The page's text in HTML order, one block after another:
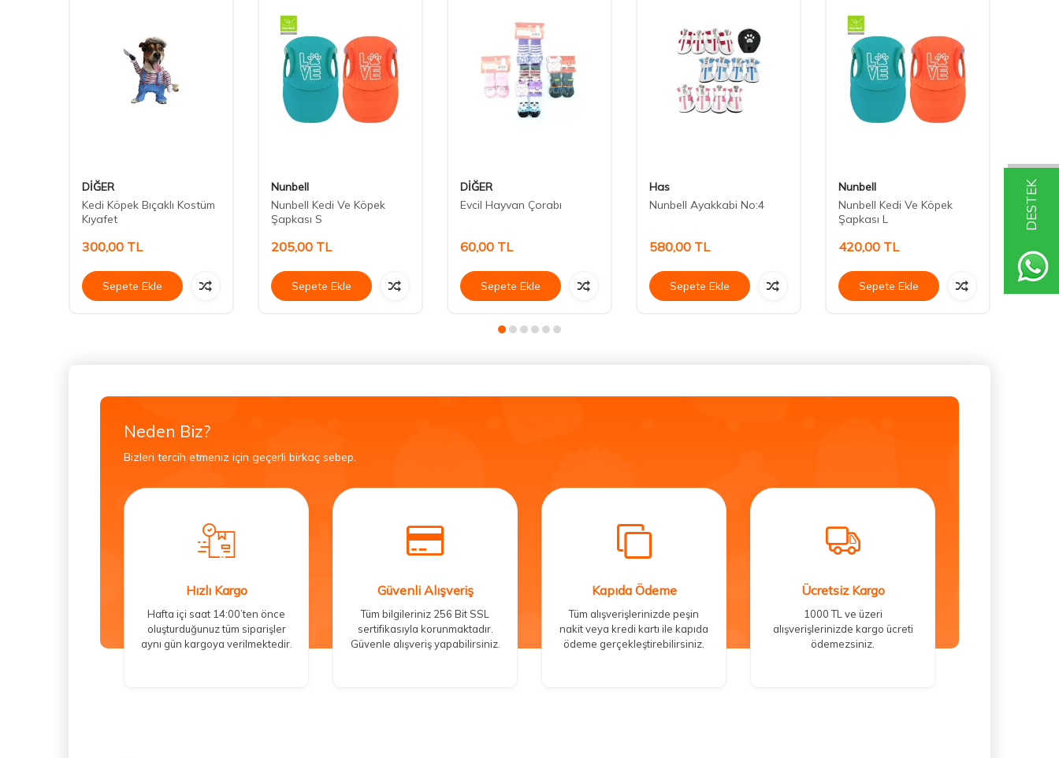
DESTEK
DİĞER
Kedi Köpek Bıçaklı Kostüm
Kıyafet
300,00 TL
Sepete Ekle
Nunbell
Nunbell Kedi Ve Köpek
Şapkası S
205,00 TL
Sepete Ekle
DİĞER
Evcil Hayvan Çorabı
60,00 TL
Sepete Ekle
Has
Nunbell Ayakkabi No:4
580,00 TL
Sepete Ekle
Nunbell
Nunbell Kedi Ve Köpek
Şapkası L
420,00 TL
Sepete Ekle
Neden Biz?
Bizleri tercih etmeniz için geçerli birkaç sebep.
Hızlı Kargo
Hafta içi saat 14:00’ten önce
oluşturduğunuz tüm siparişler
aynı gün kargoya verilmektedir.
Güvenli Alışveriş
Tüm bilgileriniz 256 Bit SSL
sertifikasıyla korunmaktadır.
Güvenle alışveriş yapabilirsiniz.
Kapıda Ödeme
Tüm alışverişlerinizde peşin
nakit veya kredi kartı ile kapıda
ödeme gerçekleştirebilirsiniz.
Ücretsiz Kargo
1000 TL ve üzeri
alışverişlerinizde kargo ücreti
ödemezsiniz.